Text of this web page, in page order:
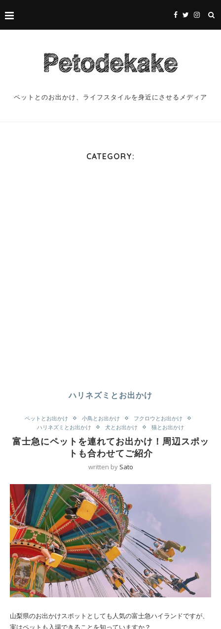
ペットとのお出かけ、ライフスタイルを身近にさせるメディア
CATEGORY:
ハリネズミとお出かけ
ペットとお出かけ 小鳥とお出かけ
フクロウとお出かけ
ハリネズミとお出かけ
犬とお出かけ 猫とお出かけ
富士急にペットを連れてお出かけ！周辺スポッ
トも合わせてご紹介
written by Sato
山梨県のお出かけスポットとしても人気の富士急ハイランドですが、